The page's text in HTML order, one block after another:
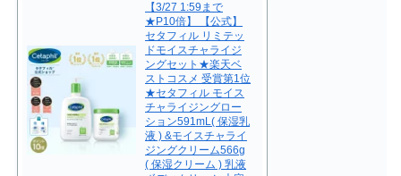
【3/27 1:59まで
★P10倍】 【公式】
セタフィル リミテッ
ドモイスチャライジ
ングセット★楽天ベ
ストコスメ 受賞第1位
★セタフィル モイス
チャライジングロー
ション591mL( 保湿乳
液 ) &モイスチャライ
ジングクリーム566g
( 保湿クリーム ) 乳液